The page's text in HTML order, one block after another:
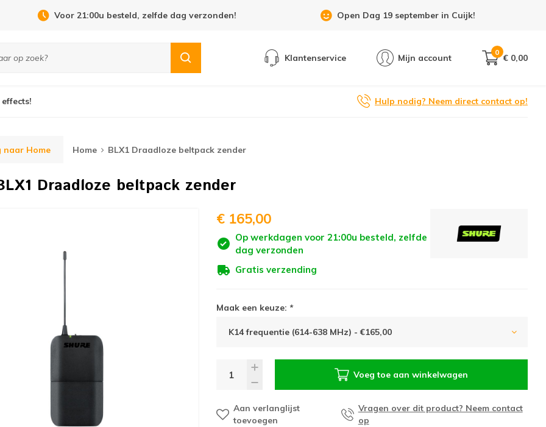
Open Dag 19 september in Cuijk! Showroom 6 dagen per week geopend!
Klantenservice Mijn account
0
€ 0,00
Hulp nodig? Neem direct contact op!
naar Home Home BLX1 Draadloze beltpack zender
Draadloze beltpack zender
€ 165,00
Op werkdagen voor 21:00u besteld, zelfde
dag verzonden
Gratis verzending
Maak een keuze: *
K14 frequentie (614-638 MHz) - €165,00
Voeg toe aan winkelwagen
Aan verlanglijst
toevoegen
Vragen over dit product? Neem contact
op